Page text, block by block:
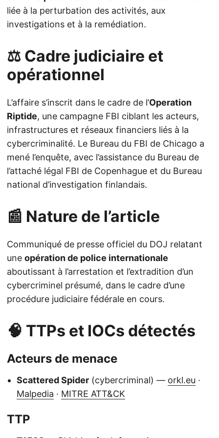
liée à la perturbation des activités, aux
investigations et à la remédiation.
⚖️ Cadre judiciaire et
opérationnel
L’affaire s’inscrit dans le cadre de l’Operation
Riptide, une campagne FBI ciblant les acteurs,
infrastructures et réseaux financiers liés à la
cybercriminalité. Le Bureau du FBI de Chicago a
mené l’enquête, avec l’assistance du Bureau de
l’attaché légal FBI de Copenhague et du Bureau
national d’investigation finlandais.
📰 Nature de l’article
Communiqué de presse officiel du DOJ relatant
une opération de police internationale
aboutissant à l’arrestation et l’extradition d’un
cybercriminel présumé, dans le cadre d’une
procédure judiciaire fédérale en cours.
🧠 TTPs et IOCs détectés
Acteurs de menace
Scattered Spider (cybercriminal) — orkl.eu ·
Malpedia · MITRE ATT&CK
TTP